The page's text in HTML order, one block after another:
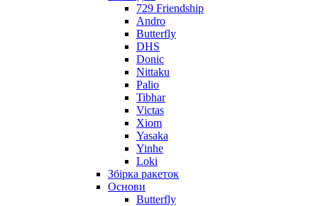
729 Friendship
Andro
Butterfly
DHS
Donic
Nittaku
Palio
Tibhar
Victas
Xiom
Yasaka
Yinhe
Loki
Збірка ракеток
Основи
Butterfly